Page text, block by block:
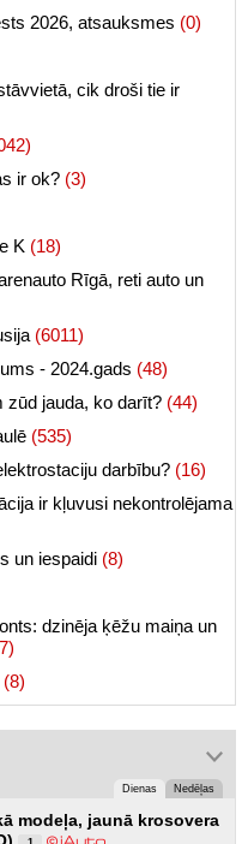
2026, atsauksmes (0)
cik droši tie ir
ir ok? (3)
K (18)
Rīgā, reti auto un
(6011)
- 2024.gads (48)
zūd jauda, ko darīt? (44)
(535)
darbību? (16)
ir kļuvusi nekontrolējama
un iespaidi (8)
dzinēja ķēžu maiņa un
(8)
Dienas Nedēļas
modeļa, jaunā krosovera